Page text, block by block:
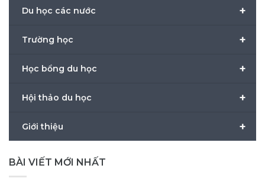
+
Du học các nước
+
Trường học
+
Học bổng du học
+
Hội thảo du học
+
Giới thiệu
BÀI VIẾT MỚI NHẤT